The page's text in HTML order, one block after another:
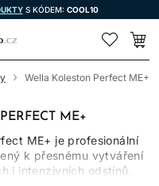
S KÓDEM: COOL10
Wella Koleston Perfect ME+
ME+
ME+ je profesionální
k přesnému vytváření
i intenzivních odstínů.